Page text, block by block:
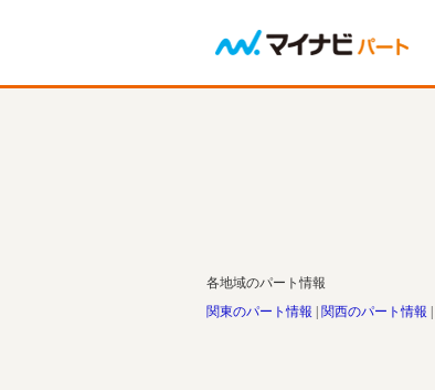
各地域のパート情報
関東のパート情報
関西のパート情報